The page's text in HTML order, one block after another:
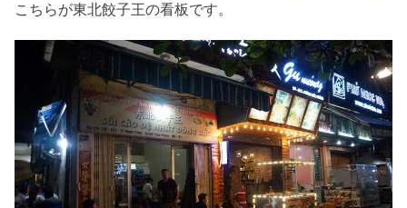
こちらが東北餃子王の看板です。